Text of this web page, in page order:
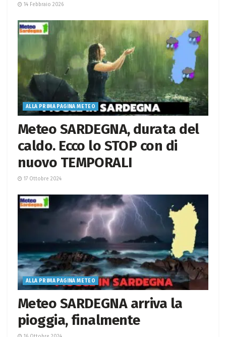
14 Febbraio 2026
ALLA PRIMA PAGINA METEO
Meteo SARDEGNA, durata del
caldo. Ecco lo STOP con di
nuovo TEMPORALI
17 Ottobre 2024
ALLA PRIMA PAGINA METEO
Meteo SARDEGNA arriva la
pioggia, finalmente